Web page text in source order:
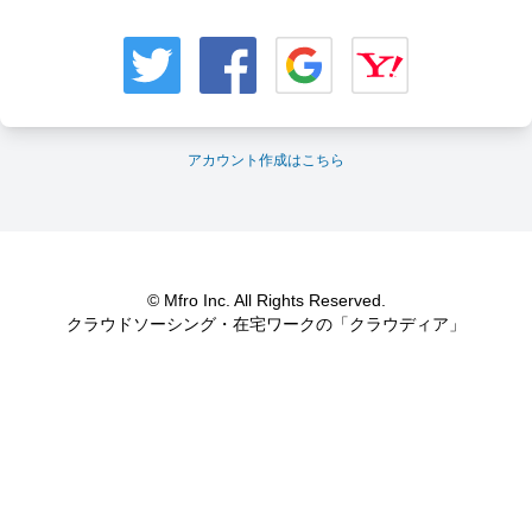
アカウント作成はこちら
© Mfro Inc. All Rights Reserved.
クラウドソーシング・在宅ワークの「クラウディア」